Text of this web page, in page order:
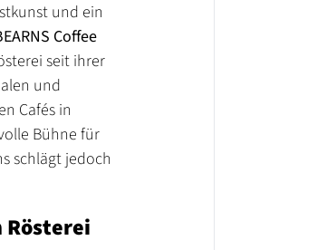
und ein
Coffee
seit ihrer
und
Cafés in
Bühne für
schlägt jedoch